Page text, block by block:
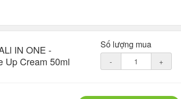
IN ONE -
Up Cream 50ml
Số lượng mua
- +